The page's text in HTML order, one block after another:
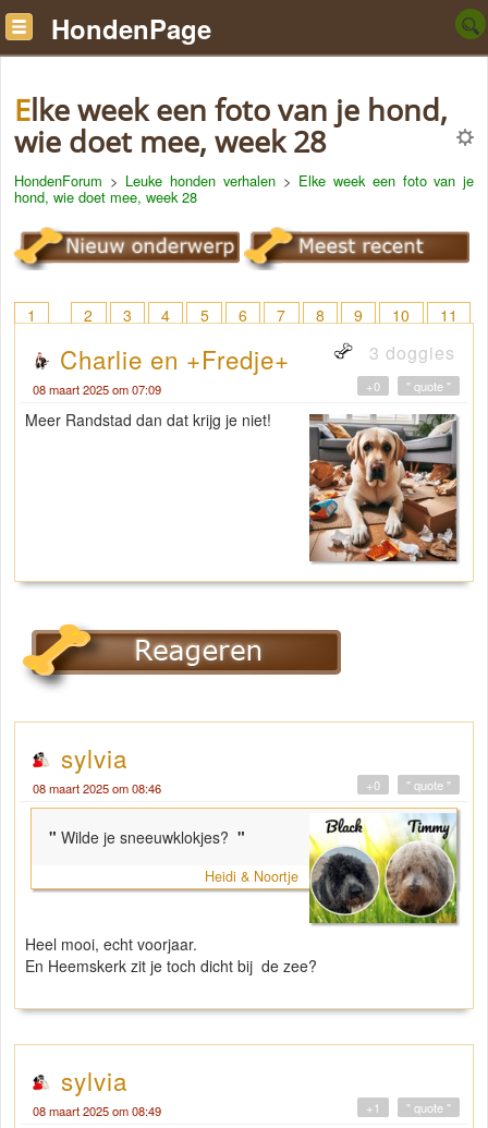
HondenPage
Elke week een foto van je hond,
wie doet mee, week 28
HondenForum > Leuke honden verhalen> Elke week een foto van je
hond, wie doet mee, week 28
1 2 3 4 5 6 7 8 9 10
11
Charlie en +Fredje+ 3 doggies
08 maart 2025 om 07:09 " quote "
+0
Meer Randstad dan dat krijg je niet!
sylvia
08 maart 2025 om 08:46 " quote "
+0
" Wilde je sneeuwklokjes? "
Heidi & Noortje
Heel mooi, echt voorjaar.
En Heemskerk zit je toch dicht bij de zee?
sylvia
08 maart 2025 om 08:49 " quote "
+1